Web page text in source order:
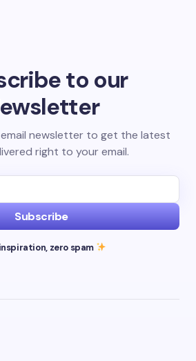
to our
newsletter to get the latest
right to your email.
Subscribe
zero spam